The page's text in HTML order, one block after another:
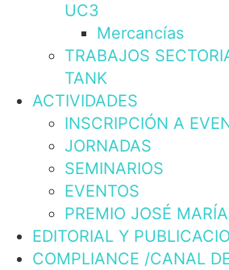
UC3
Mercancías
TRABAJOS
TANK
ACTIVIDADES
INSCRIPCIÓN A
JORNADAS
SEMINARIOS
EVENTOS
PREMIO JOSÉ
EDITORIAL Y
COMPLIANCE /CANAL